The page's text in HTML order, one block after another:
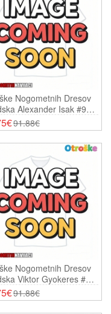
Nogometnih Dresov
Alexander Isak #9
SP 2026 Kratki
(+ Hlače)
91.88€
Nogometnih Dresov
Viktor Gyokeres #17
SP 2026 Kratki
(+ Hlače)
91.88€